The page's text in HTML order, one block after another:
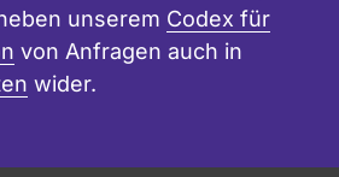
unserem Codex für
von Anfragen auch in
wider.